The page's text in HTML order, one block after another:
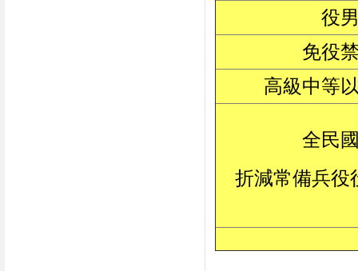
役
免役
高級中等
全民
折減常備兵役